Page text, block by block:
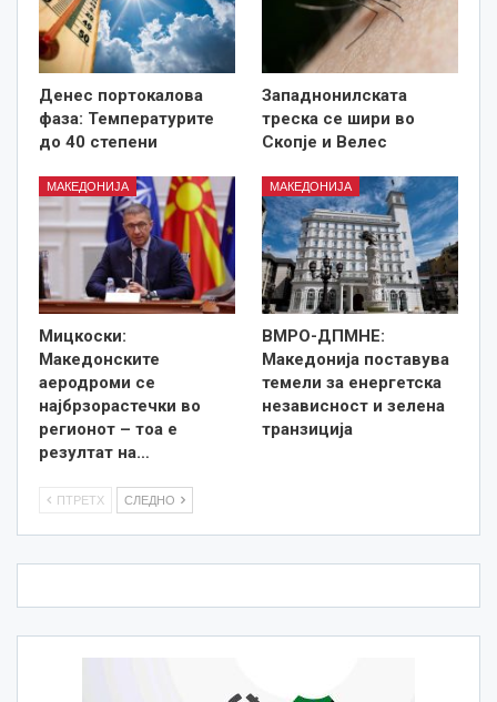
Денес портокалова
фаза: Температурите
до 40 степени
Западнонилската
треска се шири во
Скопје и Велес
МАКЕДОНИЈА
Мицкоски:
Македонските
аеродроми се
најбрзорастечки во
регионот – тоа е
резултат на…
МАКЕДОНИЈА
ВМРО-ДПМНЕ:
Македонија поставува
темели за енергетска
независност и зелена
транзиција
ПТРЕТХ СЛЕДНО